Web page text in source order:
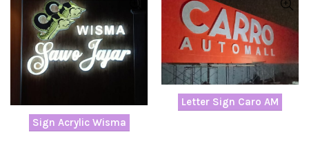
Sign Acrylic Wisma
Letter Sign Caro AM